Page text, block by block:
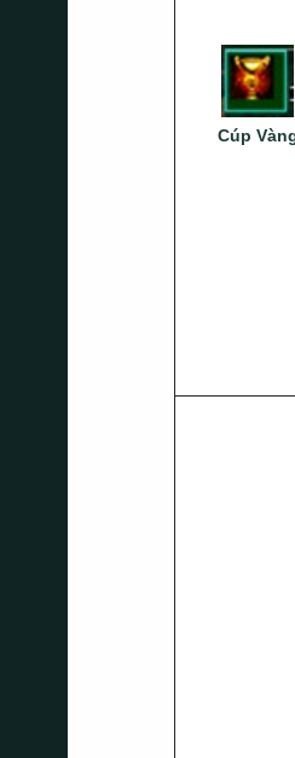
Cúp